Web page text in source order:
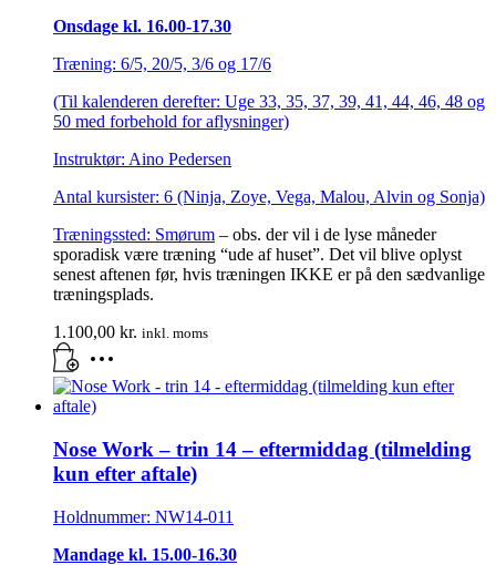
Onsdage kl. 16.00-17.30
Træning: 6/5, 20/5, 3/6 og 17/6
(Til kalenderen derefter: Uge 33, 35, 37, 39, 41, 44, 46, 48 og
50 med forbehold for aflysninger)
Instruktør: Aino Pedersen
Antal kursister: 6 (Ninja, Zoye, Vega, Malou, Alvin og Sonja)
Træningssted: Smørum – obs. der vil i de lyse måneder
sporadisk være træning “ude af huset”. Det vil blive oplyst
senest aftenen før, hvis træningen IKKE er på den sædvanlige
træningsplads.
1.100,00 kr. inkl. moms
Nose Work – trin 14 – eftermiddag (tilmelding
kun efter aftale)
Holdnummer: NW14-011
Mandage kl. 15.00-16.30